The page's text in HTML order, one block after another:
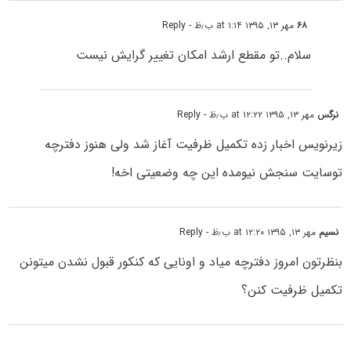
۶۸مهر ۱۳, ۱۳۹۵ at ۱:۱۴ ب٫ظ - Reply
سلام..تو مقطع ارشد امکان تغییر گرایش نیست
نرگس مهر ۱۳, ۱۳۹۵ at ۱۲:۲۲ ب٫ظ - Reply
زیرنویس اخبار زده تکمیل ظرفیت آغاز شد ولی هنوز دفترچه
توسایت سنجش نیومده این چه وضعیتی اخه!
نسیم مهر ۱۳, ۱۳۹۵ at ۱۲:۲۰ ب٫ظ - Reply
بنظرتون امروز دفترچه میاد و اونایی که کنکور قبول نشدن میتونن
تکمیل ظرفیت کنن؟